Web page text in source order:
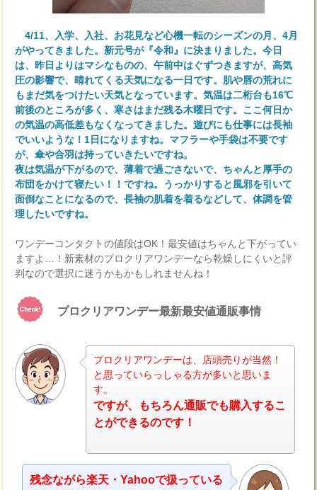
4/11、入学、入社、お花見など心機一転のシーズンの月、4月
がやってきました。新元号が『令和』に決まりました。今日
は、昨日よりはマシなものの、午前中はぐずつきますが、高気
圧の影響で、晴れてくる天気になる一日です。肌や唇の荒れに
もまだ気をつけたい天気となっています。気温は二桁台も16℃
前後のところが多く、寒さはまだ残る木曜日です。ここ何日か
の気温の高低差もなくなってきました。遊びにも仕事には長袖
でいいような！1日になりますね。マフラーや手袋は不要です
が、傘や合羽は持っていきたいですね。
夜は気温が下がるので、薄着で過ごさないで、ちゃんと厚手の
布団をかけて寝たい！！ですね。うっかりすると風邪を引いて
面倒なことになるので、長袖の肌着を着るなどして、体調を管
理したいですね。
ワンデーコンタクトの値段はOK！最安値はちゃんと下がってい
ますよ…！新素材のプロクリアワンデーなら乾燥しにくいと評
判なので選択に迷うかもかもしれませんね！
プロクリアワンデー最新最安値通販事情
プロクリアワンデーは、店頭売りが当然！
と思っていらっしゃる方が多いと思いま
す。
ですが、もちろん通販でも購入するこ
とができるのです！
残念ながら楽天・Yahooで扱っている